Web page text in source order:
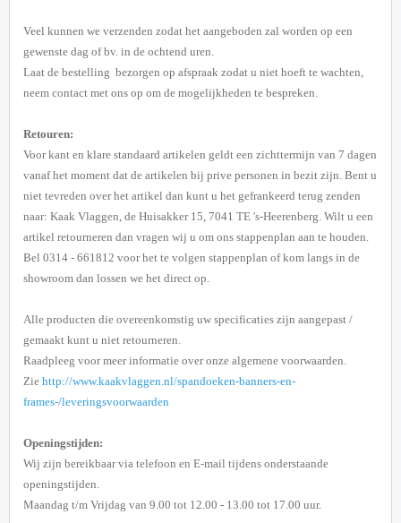
Veel kunnen we verzenden zodat het aangeboden zal worden op een
gewenste dag of bv. in de ochtend uren.
Laat de bestelling bezorgen op afspraak zodat u niet hoeft te wachten,
neem contact met ons op om de mogelijkheden te bespreken.
Retouren:
Voor kant en klare standaard artikelen geldt een zichttermijn van 7 dagen
vanaf het moment dat de artikelen bij prive personen in bezit zijn. Bent u
niet tevreden over het artikel dan kunt u het gefrankeerd terug zenden
naar: Kaak Vlaggen, de Huisakker 15, 7041 TE 's-Heerenberg. Wilt u een
artikel retourneren dan vragen wij u om ons stappenplan aan te houden.
Bel 0314 - 661812 voor het te volgen stappenplan of kom langs in de
showroom dan lossen we het direct op.
Alle producten die overeenkomstig uw specificaties zijn aangepast /
gemaakt kunt u niet retourneren.
Raadpleeg voor meer informatie over onze algemene voorwaarden.
Zie http://www.kaakvlaggen.nl/spandoeken-banners-en-
frames-/leveringsvoorwaarden
Openingstijden:
Wij zijn bereikbaar via telefoon en E-mail tijdens onderstaande
openingstijden.
Maandag t/m Vrijdag van 9.00 tot 12.00 - 13.00 tot 17.00 uur.